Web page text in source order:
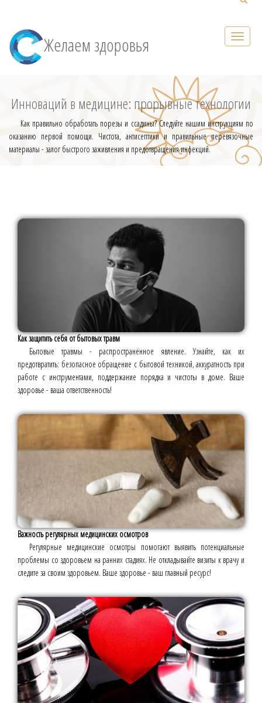
Желаем здоровья
Инноваций в медицине: прорывные технологии
Как правильно обработать порезы и ссадины? Следуйте нашим инструкциям по
оказанию первой помощи. Чистота, антисептики и правильные перевязочные
материалы - залог быстрого заживления и предотвращения инфекций.
Как защитить себя от бытовых травм
Бытовые травмы - распространённое явление. Узнайте, как их
предотвратить: безопасное обращение с бытовой техникой, аккуратность при
работе с инструментами, поддержание порядка и чистоты в доме. Ваше
здоровье - ваша ответственность!
Важность регулярных медицинских осмотров
Регулярные медицинские осмотры помогают выявить потенциальные
проблемы со здоровьем на ранних стадиях. Не откладывайте визиты к врачу и
следите за своим здоровьем. Ваше здоровье - ваш главный ресурс!